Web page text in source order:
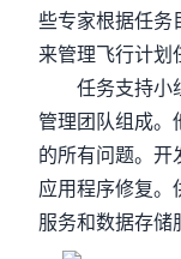
些专家根据任务
来管理飞行计划
任务支持小组
管理团队组成。
的所有问题。开
应用程序修复。
服务和数据存储